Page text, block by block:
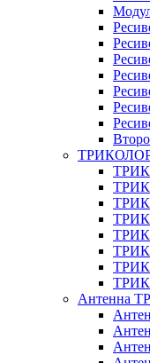
ТРИКОЛОР
Антенна